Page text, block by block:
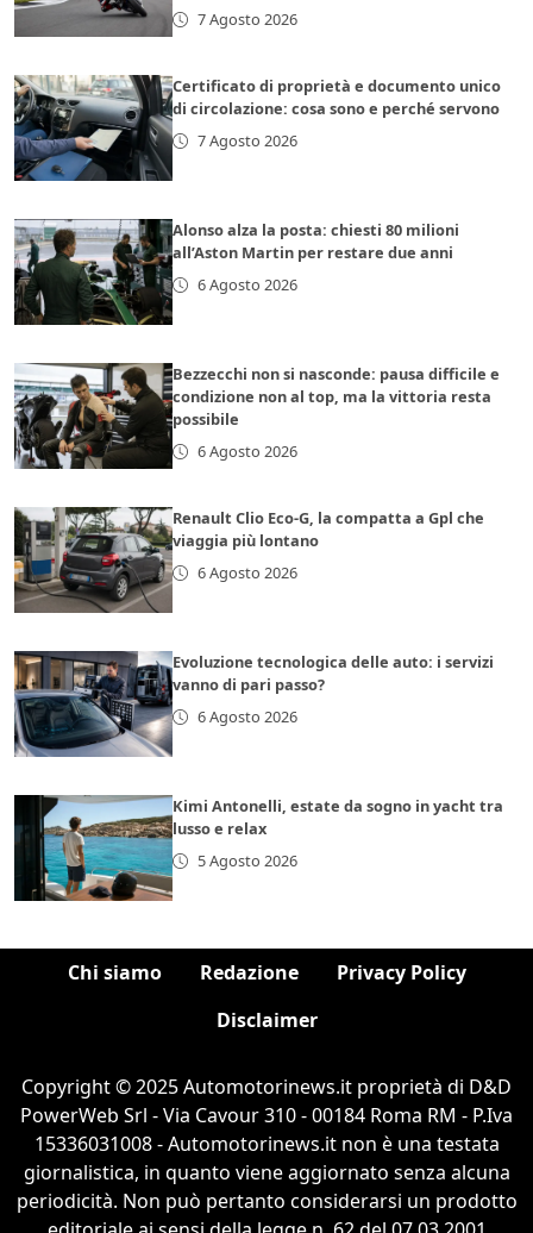
7 Agosto 2026
Certificato di proprietà e documento unico
di circolazione: cosa sono e perché servono
7 Agosto 2026
Alonso alza la posta: chiesti 80 milioni
all’Aston Martin per restare due anni
6 Agosto 2026
Bezzecchi non si nasconde: pausa difficile e
condizione non al top, ma la vittoria resta
possibile
6 Agosto 2026
Renault Clio Eco-G, la compatta a Gpl che
viaggia più lontano
6 Agosto 2026
Evoluzione tecnologica delle auto: i servizi
vanno di pari passo?
6 Agosto 2026
Kimi Antonelli, estate da sogno in yacht tra
lusso e relax
5 Agosto 2026
Chi siamo Redazione
Privacy Policy
Disclaimer
Copyright © 2025 Automotorinews.it proprietà di D&D
PowerWeb Srl - Via Cavour 310 - 00184 Roma RM - P.Iva
15336031008 - Automotorinews.it non è una testata
giornalistica, in quanto viene aggiornato senza alcuna
periodicità. Non può pertanto considerarsi un prodotto